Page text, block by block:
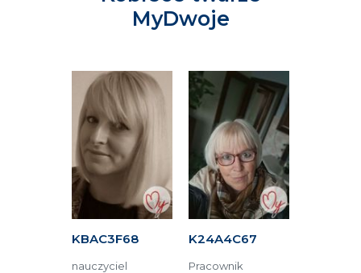
MyDwoje
KBAC3F68
nauczyciel
K24A4C67
Pracownik